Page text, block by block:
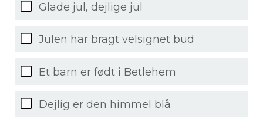
Glade jul, dejlige jul
Julen har bragt velsignet bud
Et barn er født i Betlehem
Dejlig er den himmel blå